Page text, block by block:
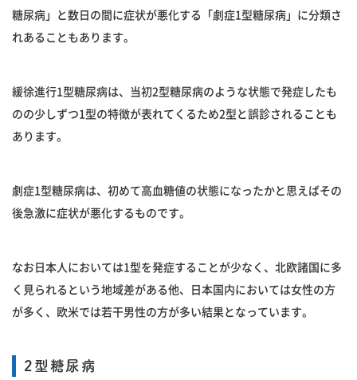
糖尿病」と数日の間に症状が悪化する「劇症1型糖尿病」に分類さ
れあることもあります。
緩徐進行1型糖尿病は、当初2型糖尿病のような状態で発症したも
のの少しずつ1型の特徴が表れてくるため2型と誤診されることも
あります。
劇症1型糖尿病は、初めて高血糖値の状態になったかと思えばその
後急激に症状が悪化するものです。
なお日本人においては1型を発症することが少なく、北欧諸国に多
く見られるという地域差がある他、日本国内においては女性の方
が多く、欧米では若干男性の方が多い結果となっています。
2型糖尿病